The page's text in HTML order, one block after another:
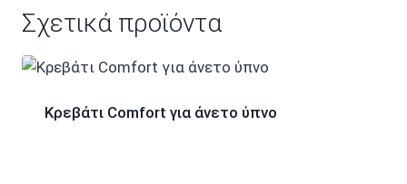
Σχετικά προϊόντα
Κρεβάτι Comfort για άνετο ύπνο